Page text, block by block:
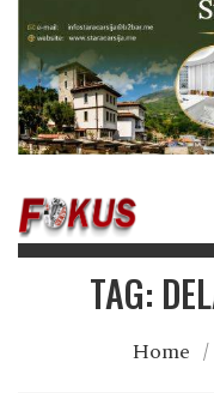
TAG:
Home /